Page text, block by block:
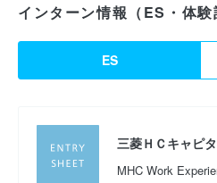
インターン情報（ES・体験
ES
三菱ＨＣキャピ
MHC Work